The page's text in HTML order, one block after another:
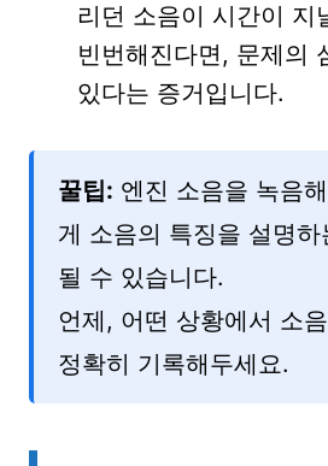
리던 소음이 시간이 지
빈번해진다면, 문제의
있다는 증거입니다.
꿀팁: 엔진 소음을 녹음
게 소음의 특징을 설명
될 수 있습니다.
언제, 어떤 상황에서 소
정확히 기록해두세요.